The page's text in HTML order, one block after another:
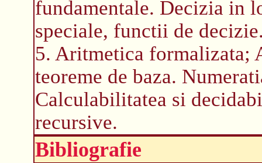
fundamentale. Decizia in
speciale, functii de
5. Aritmetica formalizata;
teoreme de baza.
Calculabilitatea si
recursive.
Bibliografie